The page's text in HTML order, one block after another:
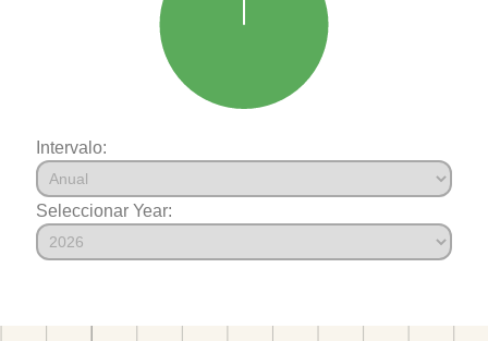
Intervalo:
Seleccionar Year: